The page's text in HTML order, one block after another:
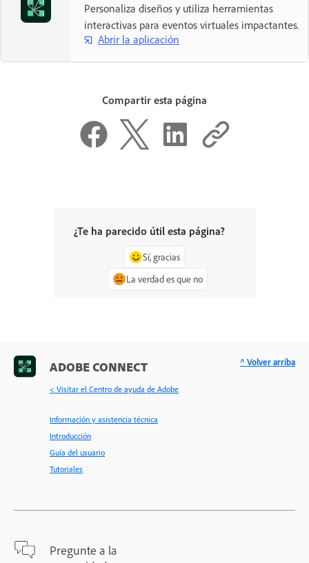
Personaliza diseños y utiliza herramientas
interactivas para eventos virtuales impactantes.
Abrir la aplicación
Compartir esta página
¿Te ha parecido útil esta página?
Sí, gracias
La verdad es que no
ADOBE CONNECT
< Visitar el Centro de ayuda de Adobe
Información y asistencia técnica
Introducción
Guía del usuario
Tutoriales
Pregunte a la
^ Volver arriba